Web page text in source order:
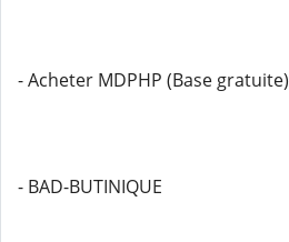
- Acheter MDPHP (Base gratuite)
- BAD-BUTINIQUE